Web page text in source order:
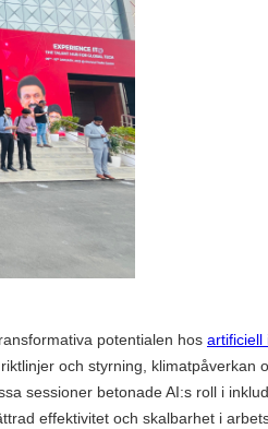
potentialen hos artificiell
och styrning, klimatpåverkan
sessioner betonade AI:s roll i
effektivitet och skalbarhet i